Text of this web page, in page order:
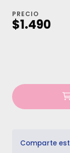
PRECIO
$1.490
Comparte